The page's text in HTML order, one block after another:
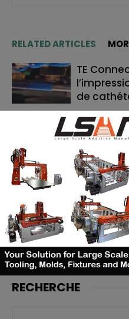
RELATED ARTICLES
TE
de
Le bon
lancer, et
doivent
Cavan
toutes
football
RECHERCHE